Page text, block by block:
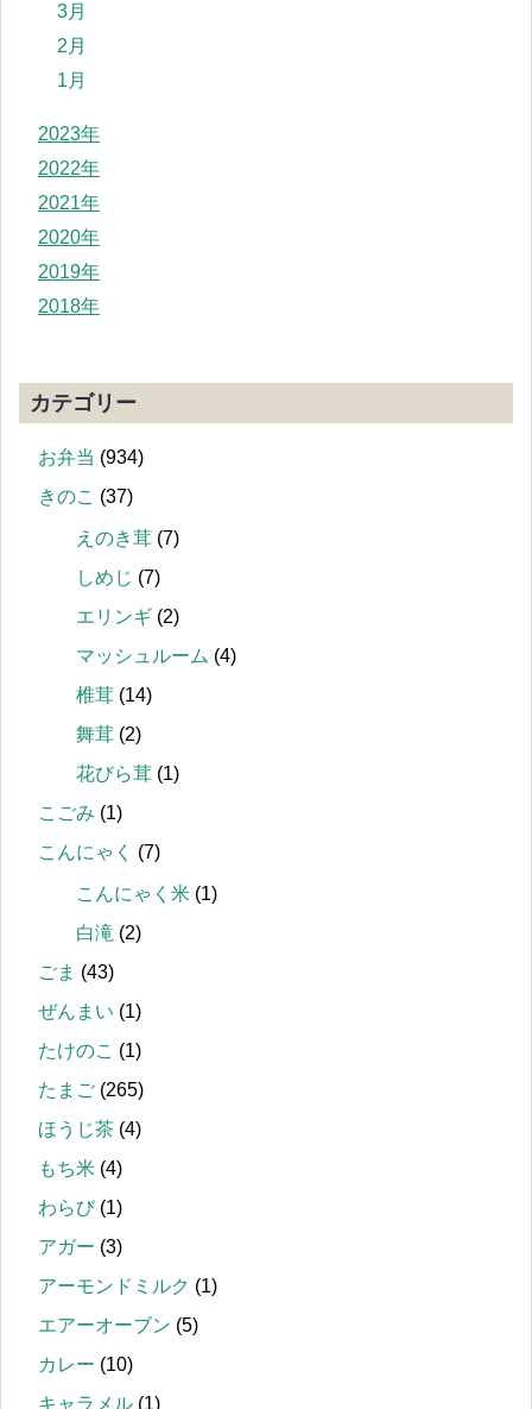
3月
2月
1月
2023年
2022年
2021年
2020年
2019年
2018年
カテゴリー
お弁当 (934)
きのこ (37)
えのき茸 (7)
しめじ (7)
エリンギ (2)
マッシュルーム (4)
椎茸 (14)
舞茸 (2)
花びら茸 (1)
こごみ (1)
こんにゃく
(7)
こんにゃく米 (1)
白滝 (2)
ごま (43)
ぜんまい (1)
たけのこ (1)
たまご (265)
ほうじ茶 (4)
もち米 (4)
わらび(1)
アガー (3)
アーモンドミルク (1)
エアーオーブン (5)
カレー (10)
キャラメル (1)